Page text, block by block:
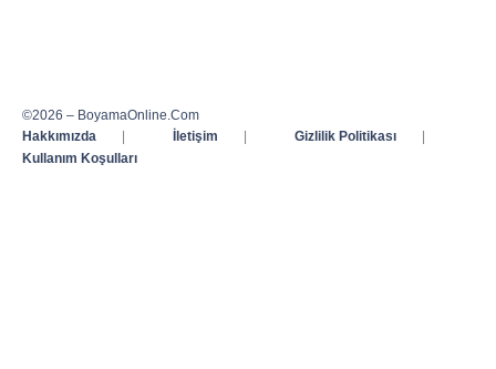
©2026 – BoyamaOnline.Com
Hakkımızda
| İletişim | Gizlilik Politikası
|
Kullanım Koşulları